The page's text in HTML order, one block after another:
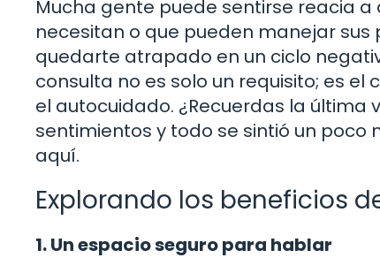
Mucha gente puede sentirse reacia
necesitan o que pueden manejar sus
quedarte atrapado en un ciclo
consulta no es solo un requisito; es el
el autocuidado. ¿Recuerdas la
sentimientos y todo se sintió un poco
aquí.
Explorando los beneficios
1. Un espacio seguro para hablar